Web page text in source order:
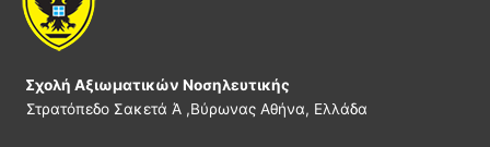
Σχολή Αξιωματικών Νοσηλευτικής
Στρατόπεδο Σακετά Ά ,Βύρωνας Αθήνα, Ελλάδα